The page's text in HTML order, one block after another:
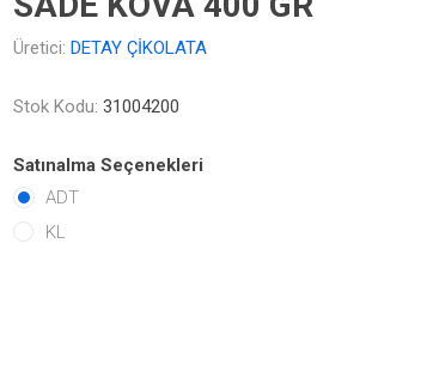
Üretici: DETAY ÇİKOLATA
Stok Kodu: 31004200
Satınalma Seçenekleri
ADT
KL